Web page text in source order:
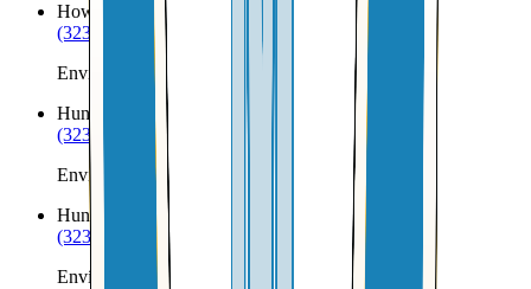
Howell
(323) 953-8100
Envíos a Nicaragua desde Howell
Huntington
UT
(323) 953-8100
Envíos a Nicaragua desde Huntington
Huntsville
UT
(323) 953-8100
Envíos a Nicaragua desde Huntsville